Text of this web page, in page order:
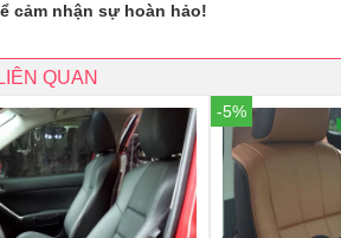
cảm nhận sự hoàn hảo!
QUAN
-5%